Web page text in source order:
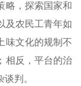
略 ，探索国家和
及 农民工青年如
味文化的规制不
；相反， 平台的治
谈判。